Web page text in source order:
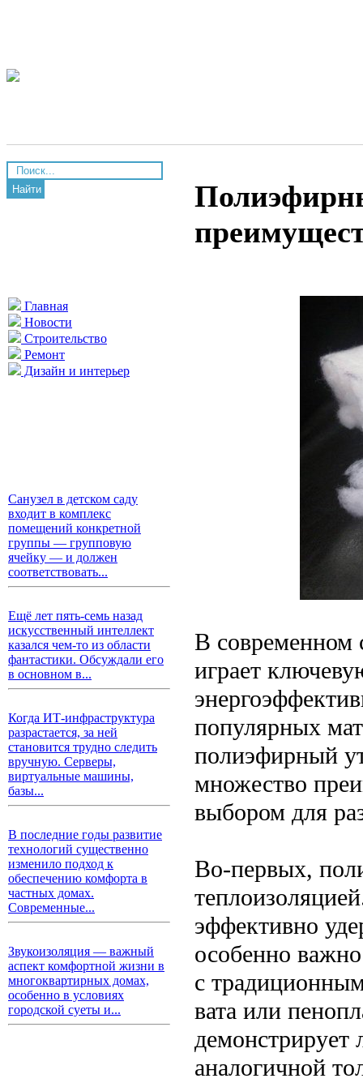
Найти
Главная
Новости
Строительство
Ремонт
Дизайн и интерьер
Санузел в детском саду
входит в комплекс
помещений конкретной
группы — групповую
ячейку — и должен
соответствовать...
Ещё лет пять-семь назад
искусственный интеллект
казался чем-то из области
фантастики. Обсуждали его
в основном в...
Когда ИТ-инфраструктура
разрастается, за ней
становится трудно следить
вручную. Серверы,
виртуальные машины,
базы...
В последние годы развитие
технологий существенно
изменило подход к
обеспечению комфорта в
частных домах.
Современные...
Звукоизоляция — важный
аспект комфортной жизни в
многоквартирных домах,
особенно в условиях
городской суеты и...
В современном
играет
популярных
полиэфирный
множество
выбором для
Во-первых,
эффективно
особенно
с
вата или
демонстрирует
аналогичной